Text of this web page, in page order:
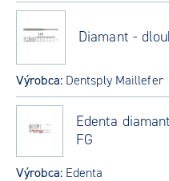
Diamant -
Výrobca:Dentsply Maillefer
Edenta
FG
Výrobca:Edenta